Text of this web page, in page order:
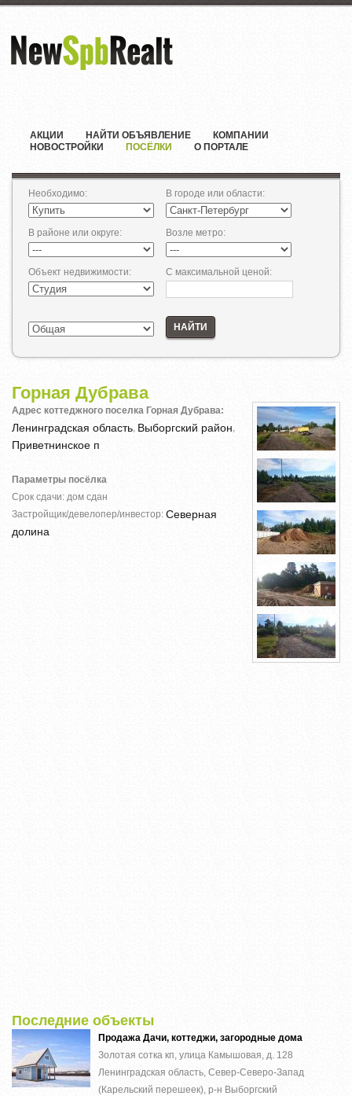
АКЦИИ НАЙТИ ОБЪЯВЛЕНИЕ
КОМПАНИИ
НОВОСТРОЙКИ
ПОСЁЛКИ О ПОРТАЛЕ
Необходимо: В городе или области:
В районе или округе: Возле метро:
Объект недвижимости: С максимальной ценой:
НАЙТИ
Горная Дубрава
Адрес коттеджного поселка Горная Дубрава:
Ленинградская область Выборгский район
Приветнинское п
Параметры посёлка
Срок сдачи: дом сдан
Застройщик/девелопер/инвестор: Северная
долина
Последние объекты
Продажа Дачи, коттеджи, загородные дома
Золотая сотка кп, улица Камышовая, д. 128
Ленинградская область, Север-Северо-Запад
(Карельский перешеек), р-н Выборгский